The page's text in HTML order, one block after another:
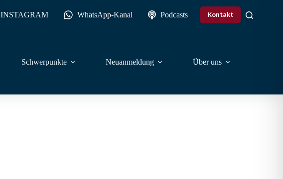
INSTAGRAM WhatsApp-Kanal Podcasts Kontakt
Schwerpunkte Neuanmeldung Über uns